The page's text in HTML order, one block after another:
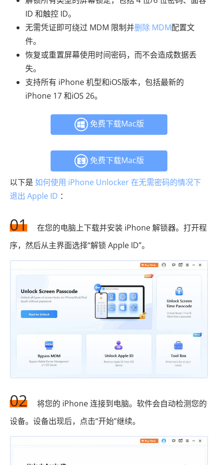
ID 和触控 ID。
无需凭证即可绕过 MDM 限制并删除 MDM配置文
件。
恢复或重置屏幕使用时间密码，而不会造成数据丢
失。
支持所有 iPhone 机型和iOS版本，包括最新的
iPhone 17 和iOS 26。
免费下载Mac版
免费下载Mac版
以下是 如何使用 iPhone Unlocker 在无需密码的情况下
退出 Apple ID ：
01
在您的电脑上下载并安装 iPhone 解锁器。打开程
序，然后从主界面选择“解锁 Apple ID”。
02
将您的 iPhone 连接到电脑。软件会自动检测您的
设备。设备出现后，点击“开始”继续。